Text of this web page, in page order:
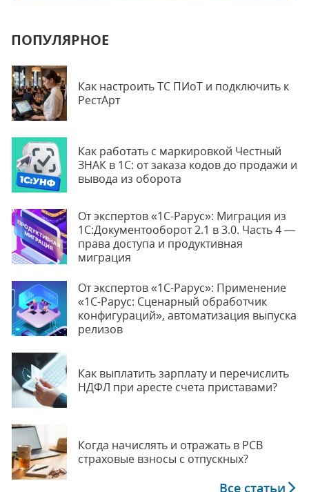
ПОПУЛЯРНОЕ
Как настроить ТС ПИоТ и подключить к
РестАрт
Как работать с маркировкой Честный
ЗНАК в 1С: от заказа кодов до продажи и
вывода из оборота
От экспертов «1С-Рарус»: Миграция из
1С:Документооборот 2.1 в 3.0. Часть 4 —
права доступа и продуктивная
миграция
От экспертов «1С-Рарус»: Применение
«1С-Рарус: Сценарный обработчик
конфигураций», автоматизация выпуска
релизов
Как выплатить зарплату и перечислить
НДФЛ при аресте счета приставами?
Когда начислять и отражать в РСВ
страховые взносы с отпускных?
Все статьи